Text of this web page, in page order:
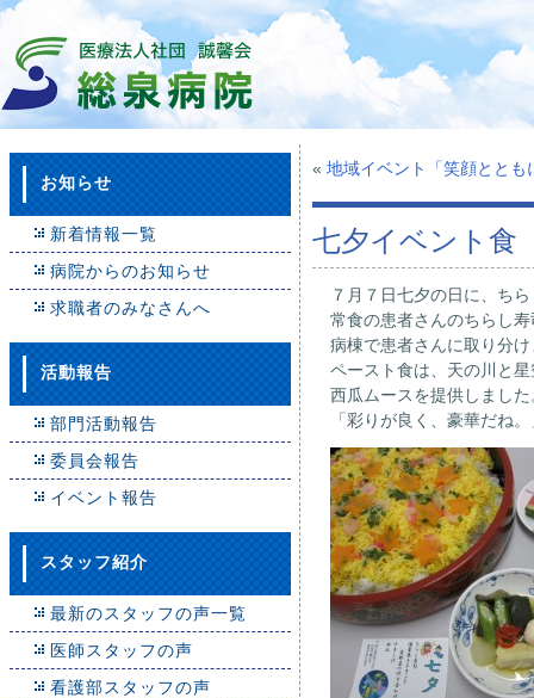
お知らせ
新着情報一覧
病院からのお知らせ
求職者のみなさんへ
活動報告
部門活動報告
委員会報告
イベント報告
スタッフ紹介
最新のスタッフの声一覧
医師スタッフの声
看護部スタッフの声
« 地域イベント「笑顔ととも
七夕イベント食
７月７日七夕の日に、ち
常食の患者さんのちらし
病棟で患者さんに取り分
ペースト食は、天の川と
西瓜ムースを提供しました
「彩りが良く、豪華だね